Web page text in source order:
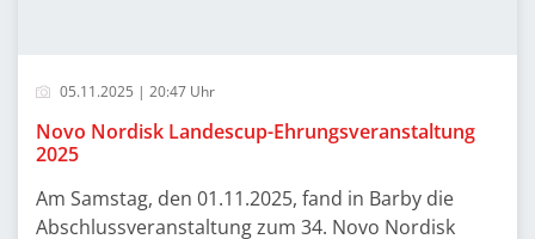
05.11.2025 | 20:47 Uhr
Novo Nordisk Landescup-Ehrungsveranstaltung
2025
Am Samstag, den 01.11.2025, fand in Barby die
Abschlussveranstaltung zum 34. Novo Nordisk